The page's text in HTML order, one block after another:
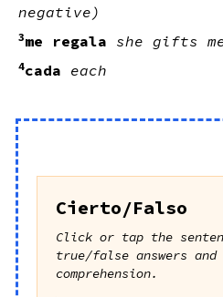
negative)
3me regala she gifts
4cada each
Cierto/Falso
Click or tap the
true/false answers and
comprehension.